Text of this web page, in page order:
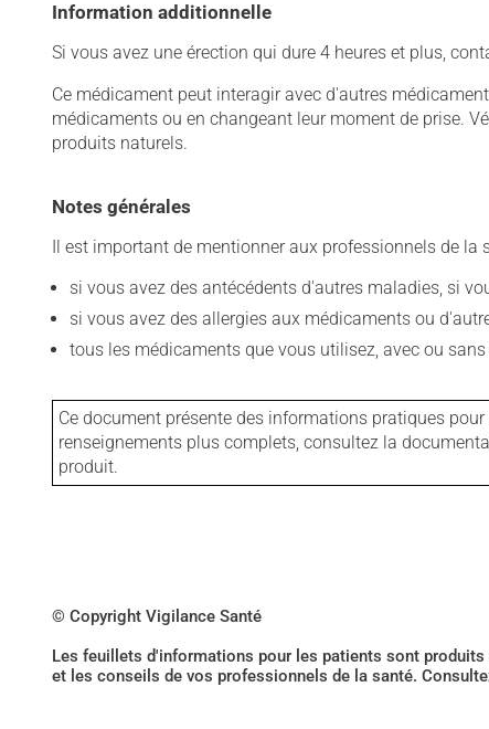
Information additionnelle
Si vous avez une érection qui dure 4 heures et plus,
Ce médicament peut interagir avec d'autres
médicaments ou en changeant leur moment de prise.
produits naturels.
Notes générales
Il est important de mentionner aux professionnels de la
si vous avez des antécédents d'autres maladies, si
si vous avez des allergies aux médicaments ou
tous les médicaments que vous utilisez, avec ou
Ce document présente des informations pratiques
renseignements plus complets, consultez la
produit.
© Copyright Vigilance Santé
Les feuillets d'informations pour les patients sont produits
et les conseils de vos professionnels de la santé.